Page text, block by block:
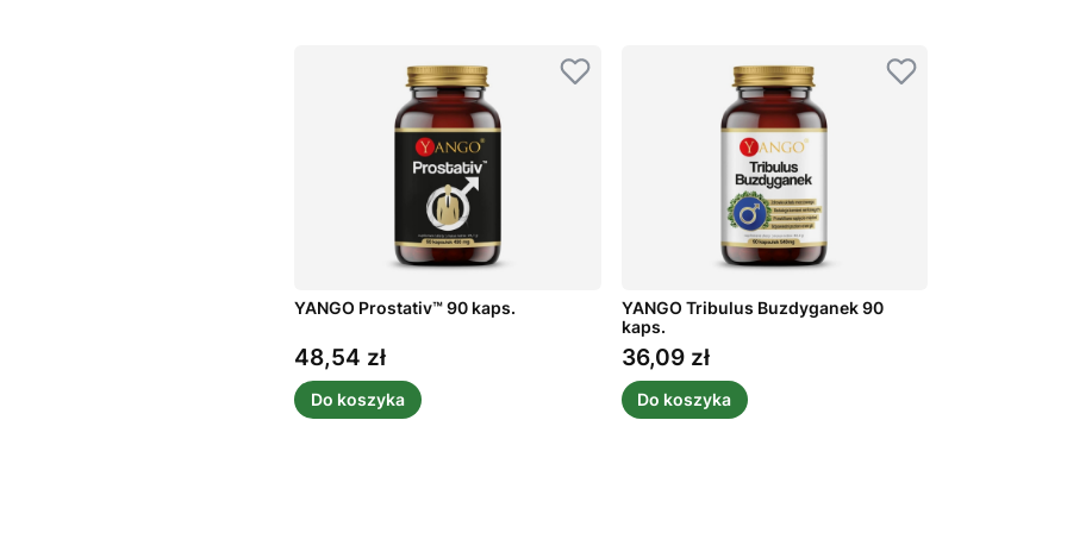
YANGO Prostativ™ 90 kaps.
Cena
48,54 zł
Do koszyka
YANGO Tribulus Buzdyganek 90
kaps.
Cena
36,09 zł
Do koszyka